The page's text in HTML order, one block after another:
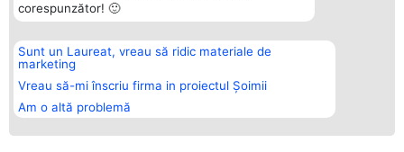
corespunzător! 🙂
Sunt un Laureat, vreau să ridic materiale de
marketing
Vreau să-mi înscriu firma in proiectul Șoimii
Am o altă problemă
Organizator Ranking
BRIGHT SOLUTIONS BR SRL
Aleea Timisul De Sus 2 Bl. A30
Sc. A Et. 4 Ap. 13 Cod 061952
București
CUI 36737675
Plebiscyt
Lista Tuturor
Laureaților
Statut
Contact